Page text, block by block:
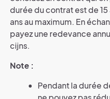
durée du contrat est de
ans au maximum. En
payez une redevance
cijns.
Note :
Pendant la durée